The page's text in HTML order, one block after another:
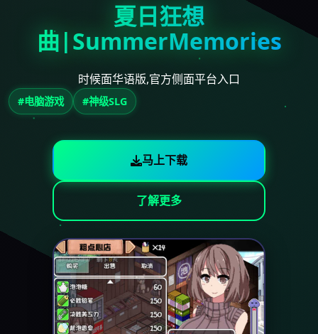
夏日狂想
曲|SummerMemories
时候面华语版,官方侧面平台入口
#电脑游戏 #神级SLG
马上下载
了解更多